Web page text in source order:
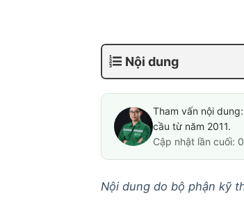
Nội dung
Tham vấn nội dung:
cầu từ năm 2011.
Cập nhật lần cuối:
Nội dung do bộ phận kỹ